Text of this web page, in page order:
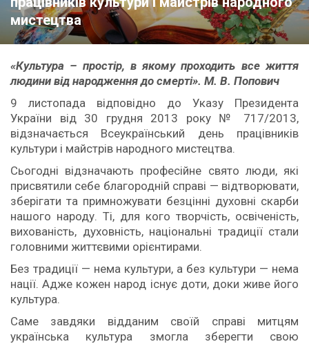
мистецтва
«Культура – простір, в якому проходить все життя
людини від народження до смерті». М. В. Попович
9 листопада відповідно до Указу Президента
України від 30 грудня 2013 року № 717/2013,
відзначається Всеукраїнський день працівників
культури і майстрів народного мистецтва.
Сьогодні відзначають професійне свято люди, які
присвятили себе благородній справі — відтворювати,
зберігати та примножувати безцінні духовні скарби
нашого народу. Ті, для кого творчість, освіченість,
вихованість, духовність, національні традиції стали
головними життєвими орієнтирами.
Без традиції — нема культури, а без культури — нема
нації. Адже кожен народ існує доти, доки живе його
культура.
Саме завдяки відданим своїй справі митцям
українська культура змогла зберегти свою